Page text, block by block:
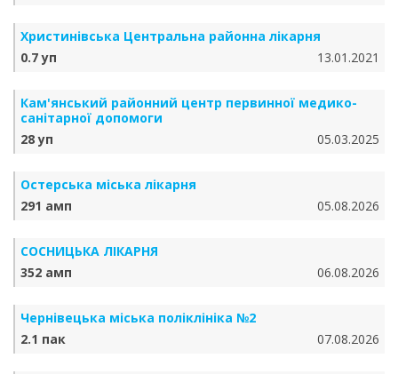
Христинівська Центральна районна лікарня
0.7 уп
13.01.2021
Кам'янський районний центр первинної медико-
санітарної допомоги
28 уп
05.03.2025
Остерська міська лікарня
291 амп
05.08.2026
СОСНИЦЬКА ЛІКАРНЯ
352 амп
06.08.2026
Чернівецька міська поліклініка №2
2.1 пак
07.08.2026